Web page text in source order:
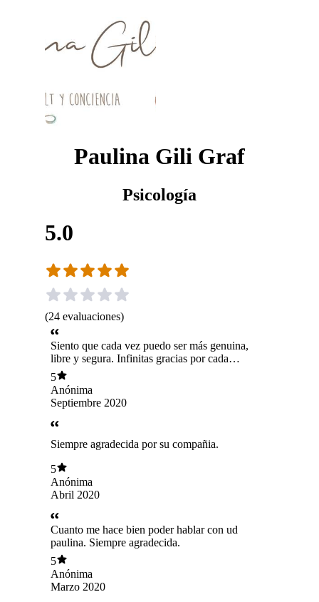
Paulina Gili Graf
Psicología
5.0
(24 evaluaciones)
Siento que cada vez puedo ser más genuina,
libre y segura. Infinitas gracias por cada
encuentro!
5
Anónima
Septiembre 2020
Siempre agradecida por su compañia.
5
Anónima
Abril 2020
Cuanto me hace bien poder hablar con ud
paulina. Siempre agradecida.
5
Anónima
Marzo 2020